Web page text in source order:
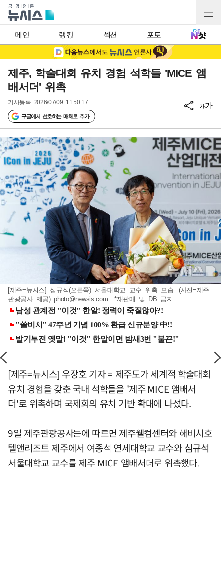
메인 랭킹 섹션 포토
제주, 학술대회 유치 경험 석학들 'MICE 앰
배서더' 위촉
기사등록 2026/07/09 11:50:17
구글에서 선호하는 매체로 추가
가가
[제주=뉴시스] 심규석(오른쪽) 서울대학교 교수 위촉 모습. (사진=제주
관광공사 제공)photo@newsis.com *재판매 및 DB 금지
[제주=뉴시스] 우장호 기자 = 제주도가 세계적 학술대회
유치 경험을 갖춘 국내 석학들을 '제주 MICE 앰배서
더'로 위촉하며 국제회의 유치 기반 확대에 나섰다.
9일 제주관광공사는에 따르면 제주웰컴센터와 해비치호
텔앤리조트 제주에서 여종석 연세대학교 교수와 심규석
서울대학교 교수를 제주 MICE 앰배서더로 위촉했다.